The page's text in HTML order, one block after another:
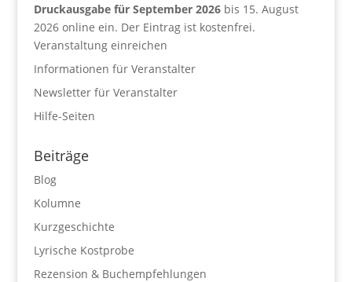
Druckausgabe für September 2026bis 15. August
2026 online ein. Der Eintrag ist kostenfrei.
Veranstaltung einreichen
Informationen für Veranstalter
Newsletter für Veranstalter
Hilfe-Seiten
Beiträge
Blog
Kolumne
Kurzgeschichte
Lyrische Kostprobe
Rezension & Buchempfehlungen